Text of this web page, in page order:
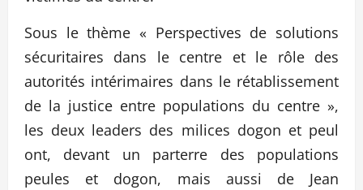
Sous le thème « Perspectives de solutions
sécuritaires dans le centre et le rôle des
autorités intérimaires dans le rétablissement
de la justice entre populations du centre »,
les deux leaders des milices dogon et peul
ont, devant un parterre des populations
peules et dogon, mais aussi de Jean